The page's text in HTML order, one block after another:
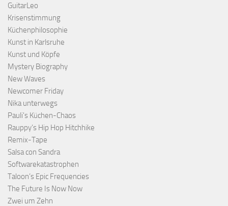
GuitarLeo
Krisenstimmung
Küchenphilosophie
Kunst in Karlsruhe
Kunst und Köpfe
Mystery Biography
New Waves
Newcomer Friday
Nika unterwegs
Pauli's Küchen-Chaos
Rauppy’s Hip Hop Hitchhike
Remix-Tape
Salsa con Sandra
Softwarekatastrophen
Taloon’s Epic Frequencies
The Future Is Now Now
Zwei um Zehn